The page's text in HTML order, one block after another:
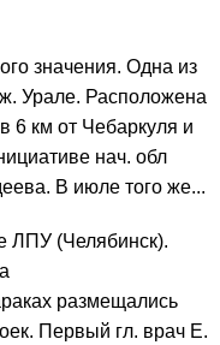
значения. Одна из
Урале. Расположена
6 км от Чебаркуля и
нач. обл
В июле того же...
ЛПУ (Челябинск).
размещались
Первый гл. врач Е.